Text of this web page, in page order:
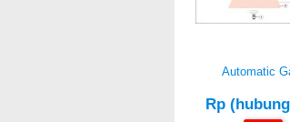
Automatic
Rp